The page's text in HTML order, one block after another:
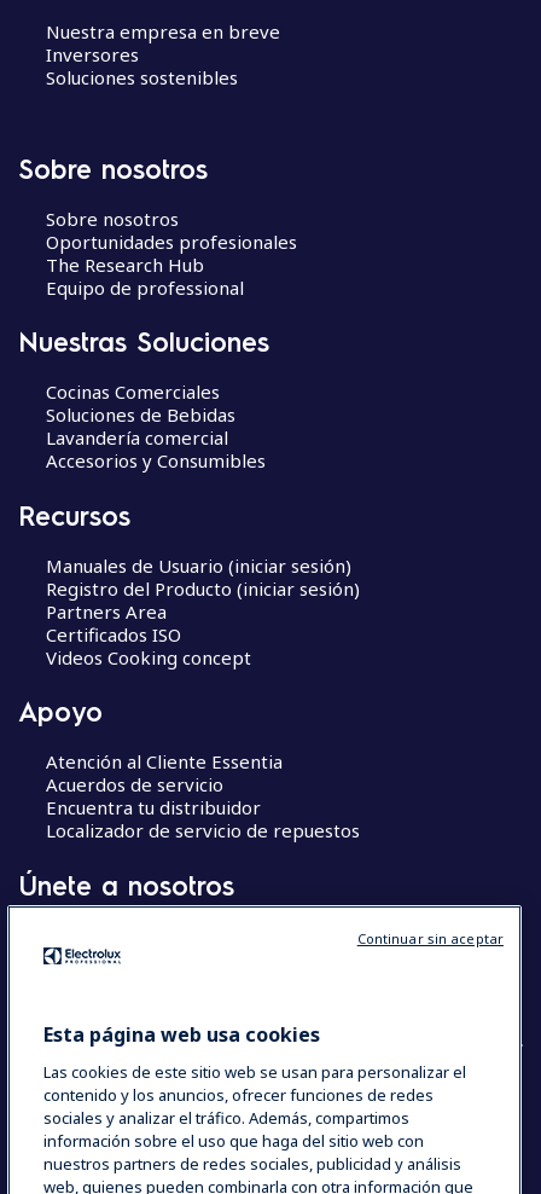
Nuestra empresa en breve
Inversores
Soluciones sostenibles
Sobre nosotros
Sobre nosotros
Oportunidades profesionales
The Research Hub
Equipo de professional
Nuestras Soluciones
Cocinas Comerciales
Soluciones de Bebidas
Lavandería comercial
Accesorios y Consumibles
Recursos
Manuales de Usuario (iniciar sesión)
Registro del Producto (iniciar sesión)
Partners Area
Certificados ISO
Videos Cooking concept
Apoyo
Atención al Cliente Essentia
Acuerdos de servicio
Encuentra tu distribuidor
Localizador de servicio de repuestos
Únete a nosotros
Chef’s Hub
COUNTRY AND LANGUAGE
SU SELECCIÓN: ESPAÑA
Esta página web usa cookies
Las cookies de este sitio web se usan para personalizar el
contenido y los anuncios, ofrecer funciones de redes
sociales y analizar el tráfico. Además, compartimos
información sobre el uso que haga del sitio web con
nuestros partners de redes sociales, publicidad y análisis
web, quienes pueden combinarla con otra información que
Continuar sin aceptar